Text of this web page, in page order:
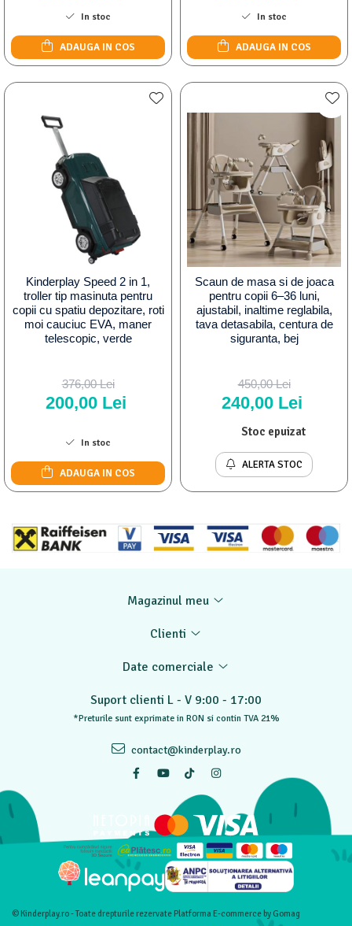
In stoc
ADAUGA IN COS
In stoc
ADAUGA IN COS
Kinderplay Speed 2 in 1,
troller tip masinuta pentru
copii cu spatiu depozitare, roti
moi cauciuc EVA, maner
telescopic, verde
376,00 Lei
200,00 Lei
In stoc
ADAUGA IN COS
Scaun de masa si de joaca
pentru copii 6–36 luni,
ajustabil, inaltime reglabila,
tava detasabila, centura de
siguranta, bej
450,00 Lei
240,00 Lei
Stoc epuizat
ALERTA STOC
Magazinul meu
Clienti
Date comerciale
Suport clienti L - V 9:00 - 17:00
*Preturile sunt exprimate in RON si contin TVA 21%
contact@kinderplay.ro
© Kinderplay.ro - Toate drepturile rezervate Platforma E-commerce by Gomag